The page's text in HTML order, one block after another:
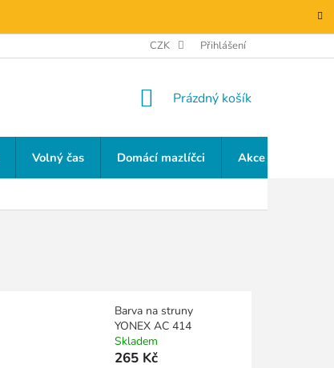
CZK Přihlášení
NÁKUPNÍ
Prázdný košík
Volný čas Domácí mazlíčci Akce a slevy
Barva na struny
YONEX AC 414
Skladem
265 Kč